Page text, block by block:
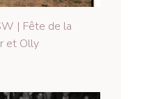
| Fête de la
et Olly